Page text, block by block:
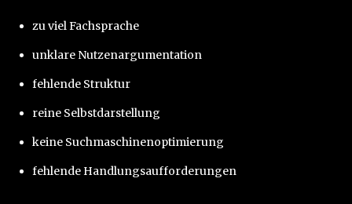
zu viel Fachsprache
unklare Nutzenargumentation
fehlende Struktur
reine Selbstdarstellung
keine Suchmaschinenoptimierung
fehlende Handlungsaufforderungen